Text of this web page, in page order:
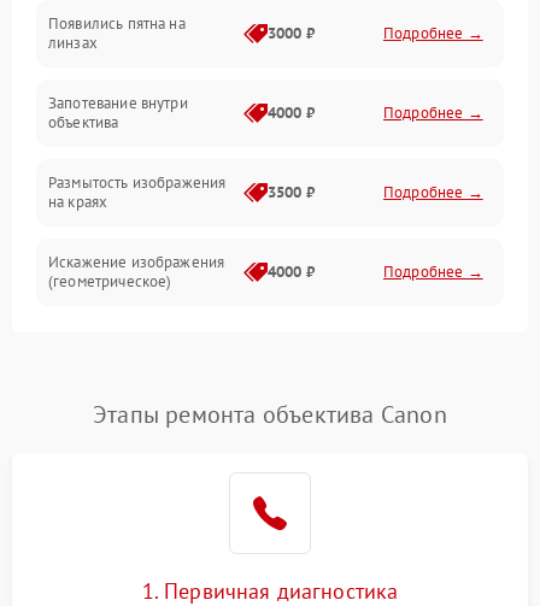
Появились пятна на
линзах
3000 ₽ Подробнее →
Запотевание внутри
объектива
4000 ₽ Подробнее →
Размытость изображения
на краях
3500 ₽ Подробнее →
Искажение изображения
(геометрическое)
4000 ₽ Подробнее →
Проблемы с резкостью
Этапы ремонта объектива Canon
1. Первичная диагностика